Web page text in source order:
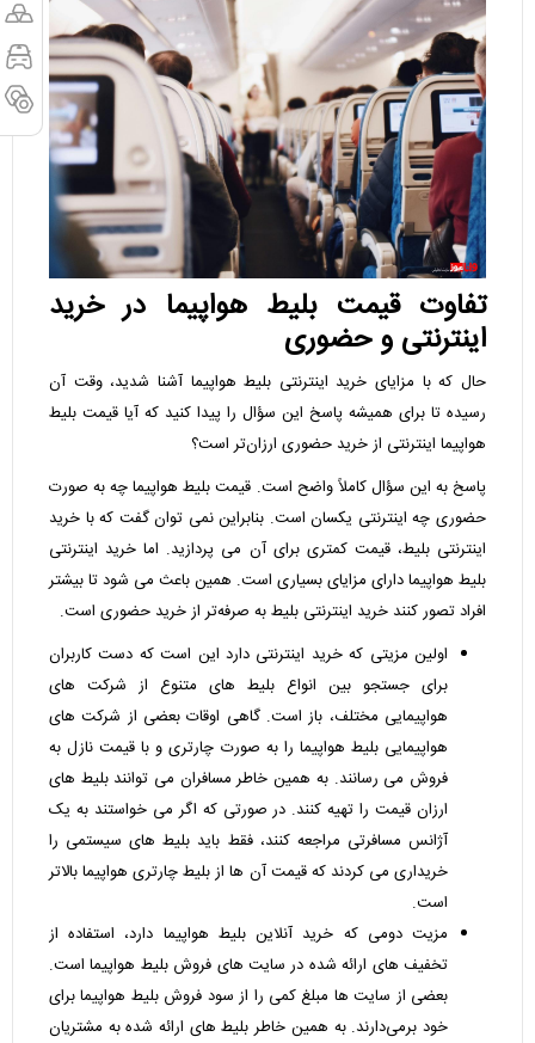
تفاوت قیمت بلیط هواپیما در خرید
اینترنتی و حضوری
حال که با مزایای خرید اینترنتی بلیط هواپیما آشنا شدید، وقت آن
رسیده تا برای همیشه پاسخ این سؤال را پیدا کنید که آیا قیمت بلیط
هواپیما اینترنتی از خرید حضوری ارزان‌تر است؟
پاسخ به این سؤال کاملاً واضح است. قیمت بلیط هواپیما چه به صورت
حضوری چه اینترنتی یکسان است. بنابراین نمی ‌توان گفت که با خرید
اینترنتی بلیط، قیمت کمتری برای آن می ‌پردازید. اما خرید اینترنتی
بلیط هواپیما دارای مزایای بسیاری است. همین باعث می‌ شود تا بیشتر
افراد تصور کنند خرید اینترنتی بلیط به صرفه‌تر از خرید حضوری است.
اولین مزیتی که خرید اینترنتی دارد این است که دست کاربران
برای جستجو بین انواع بلیط ‌های متنوع از شرکت ‌های
هواپیمایی مختلف، باز است. گاهی اوقات بعضی از شرکت ‌های
هواپیمایی بلیط هواپیما را به صورت چارتری و با قیمت نازل به
فروش می ‌رسانند. به همین خاطر مسافران می توانند بلیط ‌های
ارزان قیمت را تهیه کنند. در صورتی که اگر می‌ خواستند به یک
آژانس مسافرتی مراجعه کنند، فقط باید بلیط ‌های سیستمی را
خریداری می ‌کردند که قیمت آن ها ازبلیط‌ چارتریهواپیما بالاتر
است.
مزیت دومی که خرید آنلاین بلیط هواپیما دارد، استفاده از
تخفیف ‌های ارائه شده در سایت‌ های فروش بلیط هواپیما است.
بعضی از سایت‌ ها مبلغ کمی را از سود فروش بلیط هواپیما برای
خود برمی‌دارند. به همین خاطر بلیط ‌های ارائه شده به مشتریان